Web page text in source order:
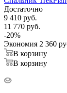
Достаточно
9 410 руб.
11 770 руб.
-20%
Экономия 2 360
В корзину
В корзину